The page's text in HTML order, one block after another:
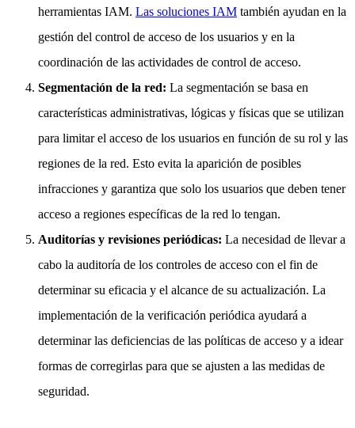
herramientas IAM. Las soluciones IAM también ayudan en la
gestión del control de acceso de los usuarios y en la
coordinación de las actividades de control de acceso.
Segmentación de la red: La segmentación se basa en
características administrativas, lógicas y físicas que se utilizan
para limitar el acceso de los usuarios en función de su rol y las
regiones de la red. Esto evita la aparición de posibles
infracciones y garantiza que solo los usuarios que deben tener
acceso a regiones específicas de la red lo tengan.
Auditorías y revisiones periódicas: La necesidad de llevar a
cabo la auditoría de los controles de acceso con el fin de
determinar su eficacia y el alcance de su actualización. La
implementación de la verificación periódica ayudará a
determinar las deficiencias de las políticas de acceso y a idear
formas de corregirlas para que se ajusten a las medidas de
seguridad.